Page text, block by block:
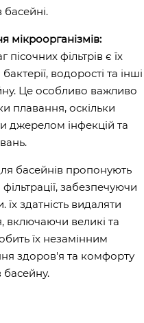
басейні.
мікроорганізмів:
фільтрів є їх
водорості та інші
Це особливо важливо
плавання, оскільки
джерелом інфекцій та
басейнів пропонують
забезпечуючи
їх здатність видаляти
включаючи великі та
їх незамінним
здоров'я та комфорту
басейну.